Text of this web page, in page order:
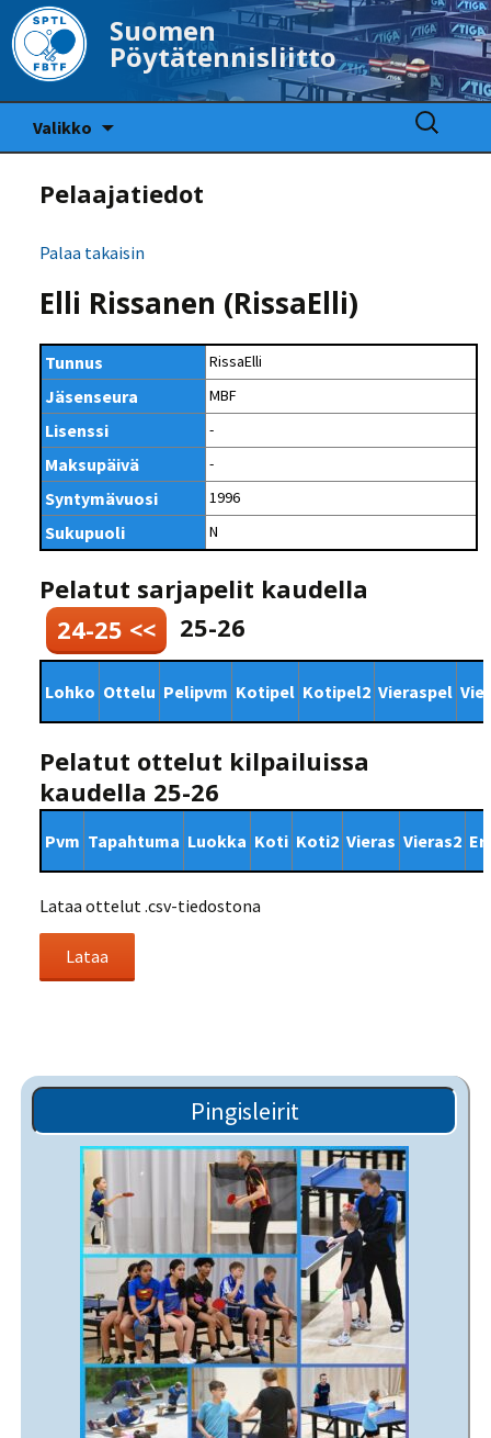
Suomen
Pöytätennisliitto
Valikko
Haku:
Pelaajatiedot
Palaa takaisin
Elli Rissanen (RissaElli)
Tunnus RissaElli
Jäsenseura MBF
Lisenssi -
Maksupäivä -
Syntymävuosi 1996
Sukupuoli N
Pelatut sarjapelit kaudella
24-25 <<
25-26
Lohko Ottelu Pelipvm Kotipel Kotipel2 Vieraspel
Pelatut ottelut kilpailuissa
kaudella 25-26
Pvm Tapahtuma Luokka Koti Koti2 Vieras Vieras2
Lataa ottelut .csv-tiedostona
Pingisleirit